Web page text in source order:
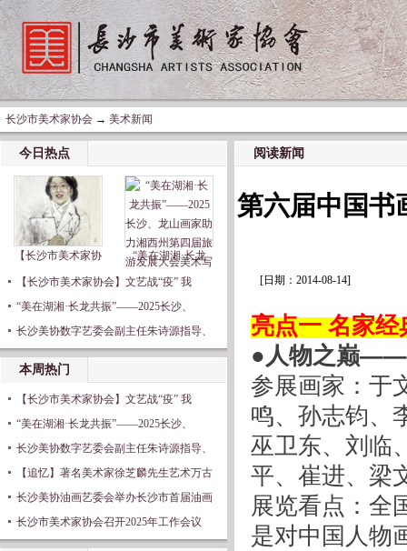
长沙市美术家协会 → 美术新闻
今日热点
【长沙市美术家协 “美在湖湘·长龙
【长沙市美术家协会】文艺战“疫” 我
“美在湖湘·长龙共振”——2025长沙、
长沙美协数字艺委会副主任朱诗源指导、
本周热门
【长沙市美术家协会】文艺战“疫” 我
“美在湖湘·长龙共振”——2025长沙、
长沙美协数字艺委会副主任朱诗源指导、
【追忆】著名美术家徐芝麟先生艺术万古
长沙美协油画艺委会举办长沙市首届油画
长沙市美术家协会召开2025年工作会议
阅读新闻
第六届中国书
[日期：2014-08-14]
亮点一 名家
●人物之巅——
参展画家：于
鸣、孙志钧、
巫卫东、刘临
平、崔进、梁
展览看点：全
是对中国人物